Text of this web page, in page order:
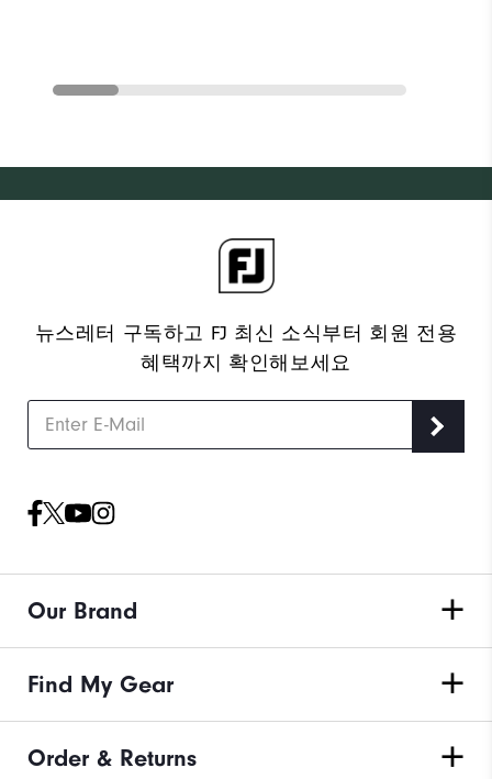
뉴스레터 구독하고 FJ 최신 소식부터 회원 전용
혜택까지 확인해보세요
Our Brand
Find My Gear
Order & Returns